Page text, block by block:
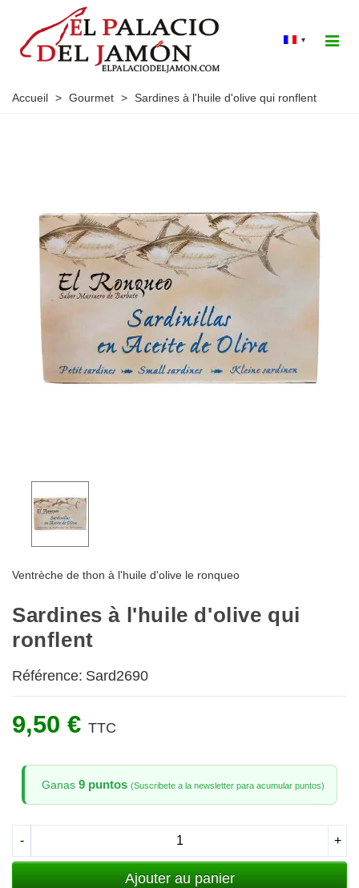
▾
Accueil > Gourmet > Sardines à l'huile d'olive qui ronflent
Ventrèche de thon à l'huile d'olive le ronqueo
Sardines à l'huile d'olive qui
ronflent
Référence: Sard2690
9,50 € TTC
Ganas 9 puntos (Suscribete a la newsletter para acumular puntos)
- +
Ajouter au panier